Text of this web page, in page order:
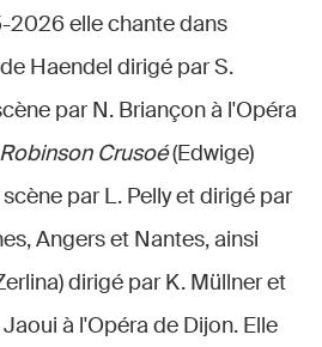
2026 elle chante dans
Haendel dirigé par S.
par N. Briançon à l'Opéra
Robinson Crusoé(Edwige)
par L. Pelly et dirigé par
Angers et Nantes, ainsi
dirigé par K. Müllner et
à l'Opéra de Dijon. Elle